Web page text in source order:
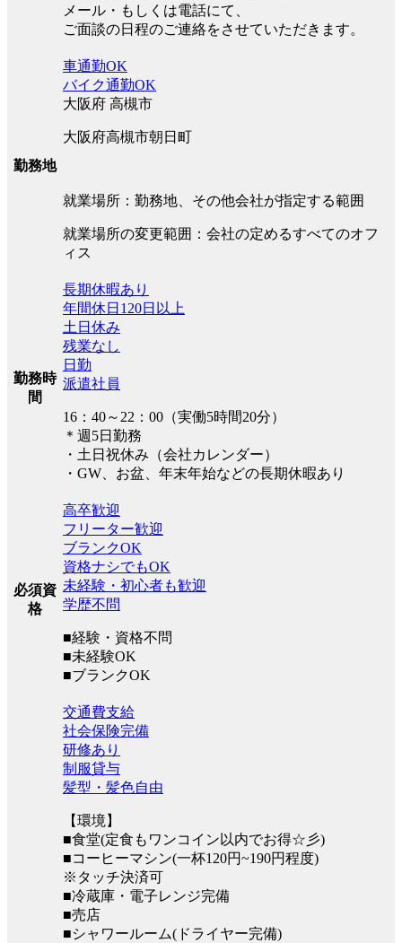
メール・もしくは電話にて、
ご面談の日程のご連絡をさせていただきます。
勤務地
車通勤OK
バイク通勤OK
大阪府 高槻市
大阪府高槻市朝日町
就業場所：勤務地、その他会社が指定する範囲
就業場所の変更範囲：会社の定めるすべてのオフ
ィス
勤務時
間
長期休暇あり
年間休日120日以上
土日休み
残業なし
日勤
派遣社員
16：40～22：00（実働5時間20分）
＊週5日勤務
・土日祝休み（会社カレンダー）
・GW、お盆、年末年始などの長期休暇あり
必須資
格
高卒歓迎
フリーター歓迎
ブランクOK
資格ナシでもOK
未経験・初心者も歓迎
学歴不問
■経験・資格不問
■未経験OK
■ブランクOK
交通費支給
社会保険完備
研修あり
制服貸与
髪型・髪色自由
【環境】
■食堂(定食もワンコイン以内でお得☆彡)
■コーヒーマシン(一杯120円~190円程度)
※タッチ決済可
■冷蔵庫・電子レンジ完備
■売店
■シャワールーム(ドライヤー完備)